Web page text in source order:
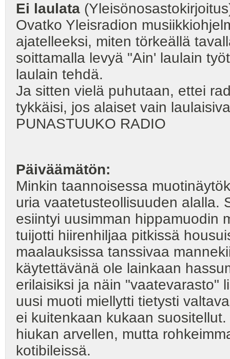
Ei laulata
Ovatko Yleisradion
ajatelleeksi, miten törkeällä
soittamalla levyä "Ain' laulain
laulain tehdä.
Ja sitten vielä puhutaan, ettei
tykkäisi, jos alaiset vain
PUNASTUUKO RADIO
Päiväämätön:
Minkin taannoisessa
uria vaatetusteollisuuden alalla.
esiintyi uusimman hippamuodin
tuijotti hiirenhiljaa pitkissä
maalauksissa tanssivaa
käytettävänä ole lainkaan
erilaisiksi ja näin "vaatevarasto"
uusi muoti miellytti tietysti
ei kuitenkaan kukaan
hiukan arvellen, mutta
kotibileissä.